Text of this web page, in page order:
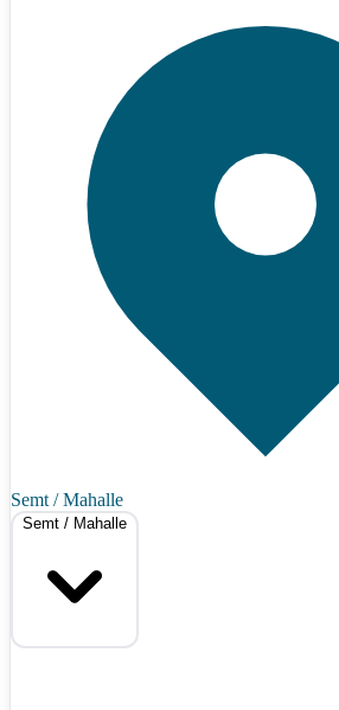
Semt / Mahalle
Semt / Mahalle